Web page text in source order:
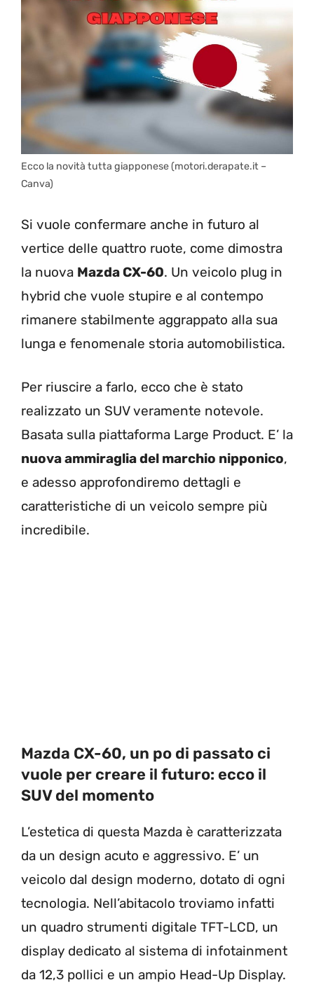
Ecco la novità tutta giapponese (motori.derapate.it –
Canva)
Si vuole confermare anche in futuro al
vertice delle quattro ruote, come dimostra
la nuova Mazda CX-60. Un veicolo plug in
hybrid che vuole stupire e al contempo
rimanere stabilmente aggrappato alla sua
lunga e fenomenale storia automobilistica.
Per riuscire a farlo, ecco che è stato
realizzato un SUV veramente notevole.
Basata sulla piattaforma Large Product. E’ la
nuova ammiraglia del marchio nipponico,
e adesso approfondiremo dettagli e
caratteristiche di un veicolo sempre più
incredibile.
Mazda CX-60, un po di passato ci
vuole per creare il futuro: ecco il
SUV del momento
L’estetica di questa Mazda è caratterizzata
da un design acuto e aggressivo. E’ un
veicolo dal design moderno, dotato di ogni
tecnologia. Nell’abitacolo troviamo infatti
un quadro strumenti digitale TFT-LCD, un
display dedicato al sistema di infotainment
da 12,3 pollici e un ampio Head-Up Display.